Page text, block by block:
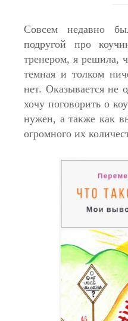
Совсем недавно
подругой про
тренером, я решила,
темная и толком
нет. Оказывается не
хочу поговорить о
нужен, а также как
огромного их